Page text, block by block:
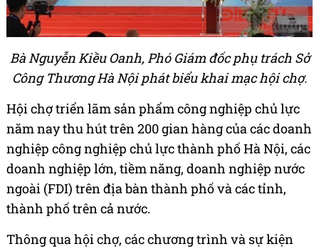
Bà Nguyễn Kiều Oanh, Phó Giám đốc phụ trách Sở
Công Thương Hà Nội phát biểu khai mạc hội chợ.
Hội chợ triển lãm sản phẩm công nghiệp chủ lực
năm nay thu hút trên 200 gian hàng của các doanh
nghiệp công nghiệp chủ lực thành phố Hà Nội, các
doanh nghiệp lớn, tiềm năng, doanh nghiệp nước
ngoài (FDI) trên địa bàn thành phố và các tỉnh,
thành phố trên cả nước.
Thông qua hội chợ, các chương trình và sự kiện